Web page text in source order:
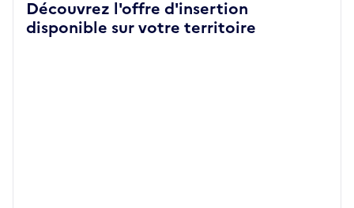
Découvrez l'offre d'insertion
disponible sur votre territoire